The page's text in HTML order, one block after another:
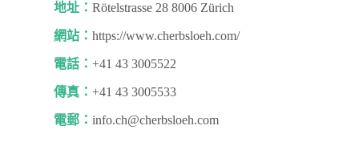
地址：Rötelstrasse 28 8006 Zürich
網站：https://www.cherbsloeh.com/
電話：+41 43 3005522
傳真：+41 43 3005533
電郵：info.ch@cherbsloeh.com